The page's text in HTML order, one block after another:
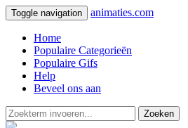
Toggle navigation animaties.com
Home
Populaire Categorieën
Populaire Gifs
Help
Beveel ons aan
Zoeken